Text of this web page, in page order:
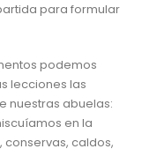
para formular
podemos
lecciones las
nuestras abuelas:
en la
caldos,